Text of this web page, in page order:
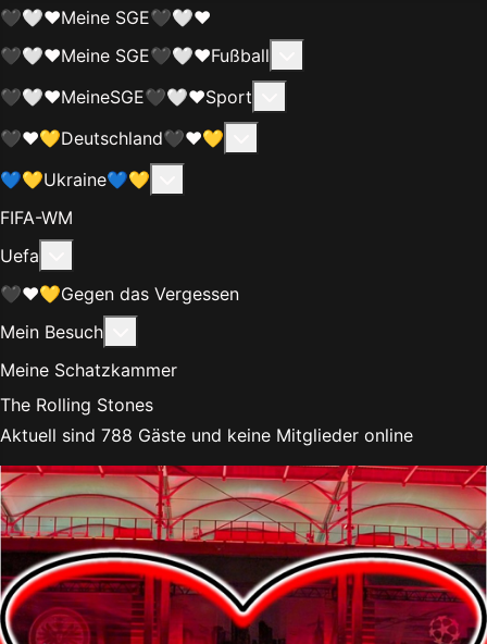
🖤🤍❤️Meine SGE🖤🤍❤️
🖤🤍❤️Meine SGE🖤🤍❤️Fußball
🖤🤍❤️MeineSGE🖤🤍❤️Sport
🖤❤️💛Deutschland🖤❤️💛
💙💛Ukraine💙💛
FIFA-WM
Uefa
🖤❤️💛Gegen das Vergessen
Mein Besuch
Meine Schatzkammer
The Rolling Stones
Aktuell sind 788 Gäste und keine Mitglieder online